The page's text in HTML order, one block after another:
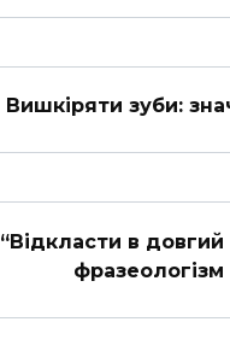
Вишкіряти зуби:
“Відкласти в
фразеологізм